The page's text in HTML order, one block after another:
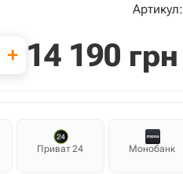
Артикул:
+ 14 190 грн
Приват 24 Монобанк